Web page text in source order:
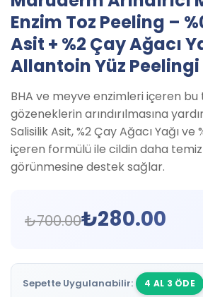
Enzim Toz Peeling –
Asit + %2 Çay Ağacı
Allantoin Yüz Peelingi
BHA ve meyve enzimleri içeren bu
gözeneklerin arındırılmasına
Salisilik Asit, %2 Çay Ağacı Yağı ve
içeren formülü ile cildin daha
görünmesine destek sağlar.
₺700.00₺280.00
Sepette Uygulanabilir: 4 AL 3 ÖDE